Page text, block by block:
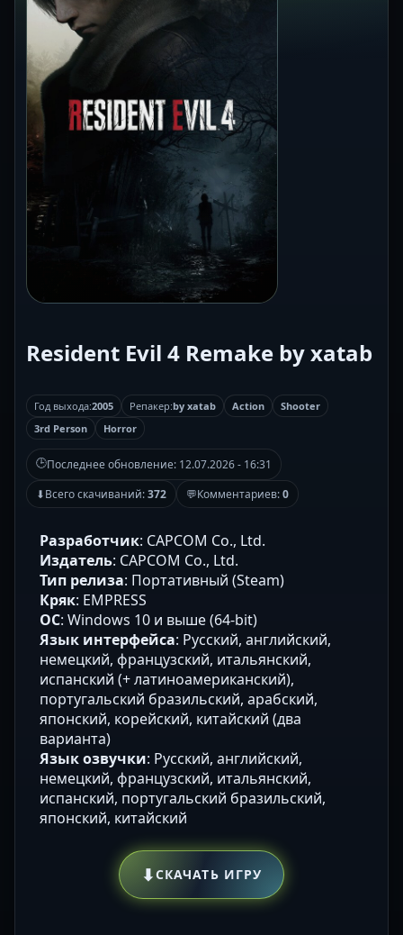
Resident Evil 4 Remake by xatab
Год выхода:2005 Репакер:by xatab Action
Shooter
3rd Person
Horror
🕒Последнее обновление: 12.07.2026 - 16:31
⬇Всего скачиваний:372 💬Комментариев:0
Разработчик: CAPCOM Co., Ltd.
Издатель: CAPCOM Co., Ltd.
Тип релиза: Портативный (Steam)
Кряк: EMPRESS
ОС: Windows 10 и выше (64-bit)
Язык интерфейса: Русский, английский,
немецкий, французский, итальянский,
испанский (+ латиноамериканский),
португальский бразильский, арабский,
японский, корейский, китайский (два
варианта)
Язык озвучки: Русский, английский,
немецкий, французский, итальянский,
испанский, португальский бразильский,
японский, китайский
⬇СКАЧАТЬ ИГРУ